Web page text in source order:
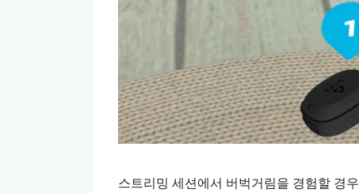
스트리밍 세션에서 버벅거림을 경험할 경우